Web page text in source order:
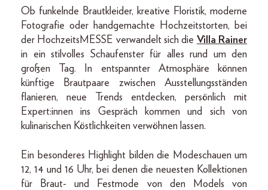
Ob funkelnde Brautkleider, kreative Floristik, moderne
Fotografie oder handgemachte Hochzeitstorten, bei
der HochzeitsMESSE verwandelt sich die Villa Rainer
in ein stilvolles Schaufenster für alles rund um den
großen Tag. In entspannter Atmosphäre können
künftige Brautpaare zwischen Ausstellungsständen
flanieren, neue Trends entdecken, persönlich mit
Expert:innen ins Gespräch kommen und sich von
kulinarischen Köstlichkeiten verwöhnen lassen.
Ein besonderes Highlight bilden die Modeschauen um
12, 14 und 16 Uhr, bei denen die neuesten Kollektionen
für Braut- und Festmode von den Models von